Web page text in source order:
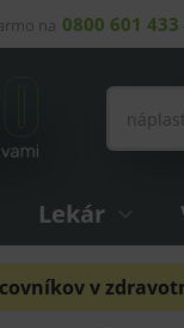
na 0800 601 433
Lekár
v